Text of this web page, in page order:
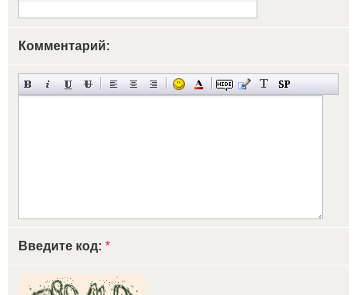
Комментарий:
Введите код: *